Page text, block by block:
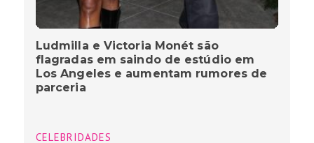
Ludmilla e Victoria Monét são
flagradas em saindo de estúdio em
Los Angeles e aumentam rumores de
parceria
CELEBRIDADES